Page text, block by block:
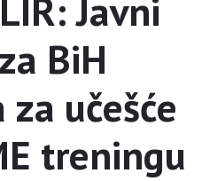
Javni
BiH
učešće
treningu